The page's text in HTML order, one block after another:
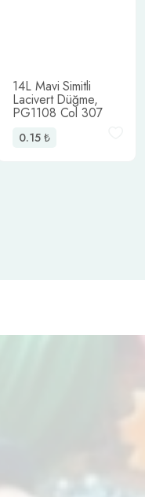
14L Mavi Simitli
Lacivert Düğme,
PG1108 Col 307
0.15 ₺